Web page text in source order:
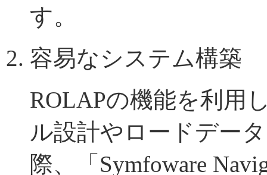
す。
容易なシステム構築
ROLAPの機能を利用
ル設計やロードデー
際、「Symfoware